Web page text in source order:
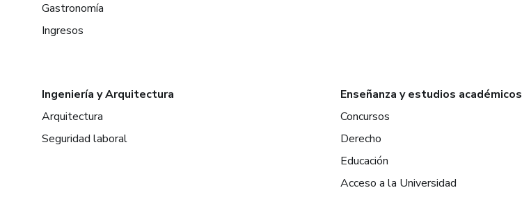
Gastronomía
Ingresos
Ingeniería y Arquitectura
Arquitectura
Seguridad laboral
Enseñanza y estudios académicos
Concursos
Derecho
Educación
Acceso a la Universidad